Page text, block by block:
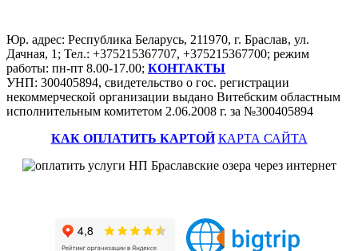
Юр. адрес: Республика Беларусь, 211970, г. Браслав, ул.
Дачная, 1; Тел.: +375215367707, +375215367700; режим
работы: пн-пт 8.00-17.00; КОНТАКТЫ
УНП: 300405894, свидетельство о гос. регистрации
некоммерческой организации выдано Витебским областным
исполнительным комитетом 2.06.2008 г. за №300405894
КАК ОПЛАТИТЬ КАРТОЙ КАРТА САЙТА